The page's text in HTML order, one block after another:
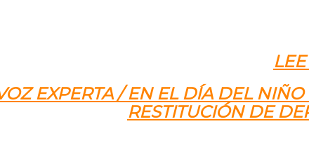
EXPERTA / EN EL DÍA DEL
RESTITUCIÓN DE